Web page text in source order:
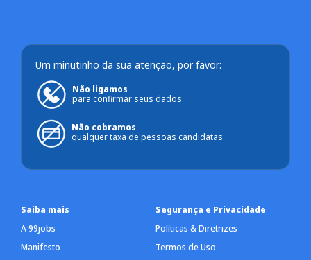
Saiba mais
A 99jobs
Manifesto
Segurança e Privacidade
Políticas & Diretrizes
Termos de Uso
Um minutinho da sua atenção, por favor:
Não ligamos
para confirmar seus dados
Não cobramos
qualquer taxa de pessoas candidatas